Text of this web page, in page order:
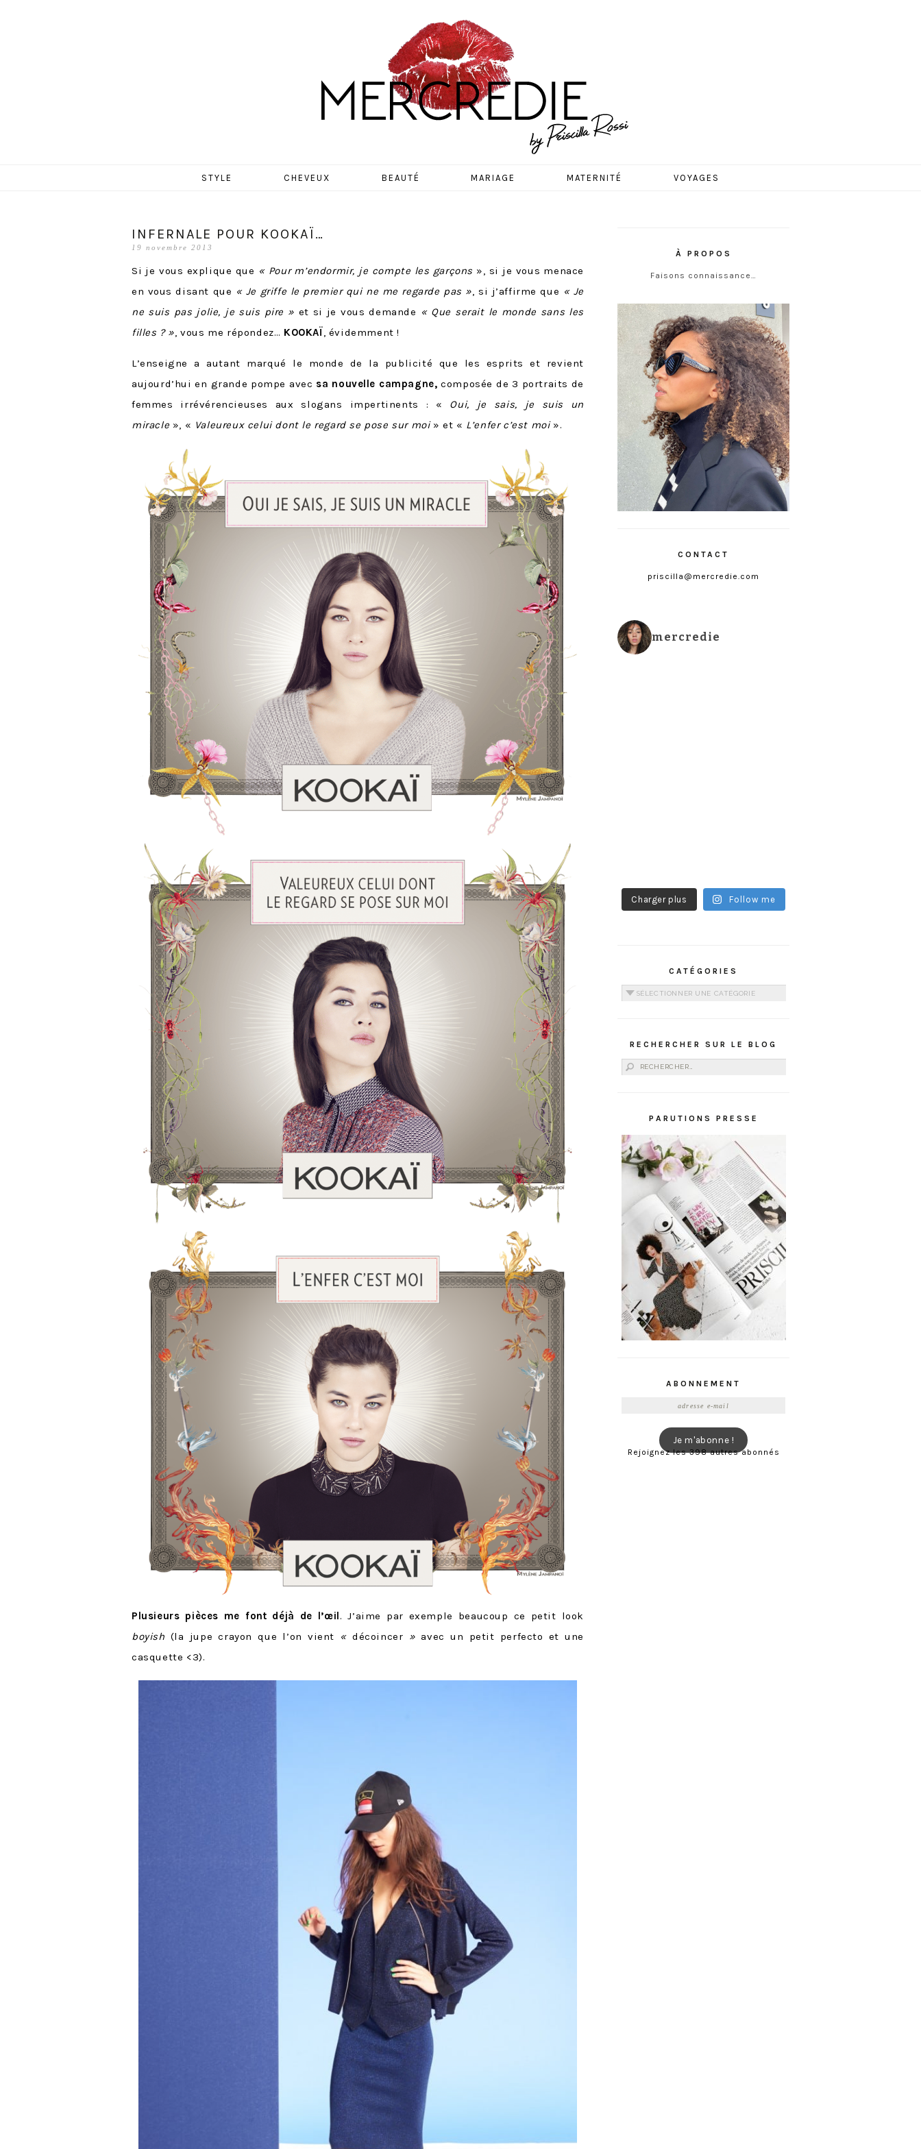
MERCREDIE
STYLE CHEVEUX BEAUTÉ MARIAGE MATERNITÉ VOYAGES
INFERNALE POUR KOOKAÏ…
19 novembre 2013
Si je vous explique que « Pour m’endormir, je compte les garçons », si je vous menace
en vous disant que «Je griffe le premier qui ne me regarde pas », si j’affirme que « Je
ne suis pas jolie, je suis pire » et si je vous demande « Que serait le monde sans les
filles ? », vous me répondez… KOOKAÏ , évidemment !
L’enseigne a autant marqué le monde de la publicité que les esprits et revient
aujourd’hui en grande pompe avec sa nouvelle campagne,composée de 3 portraits de
femmes irrévérencieuses aux slogans impertinents : « Oui, je sais, je suis un
miracle », « Valeureux celui dont le regard se pose sur moi» et « L’enfer c’est moi ».
Plusieurs pièces me font déjà de l’œil. J’aime par exemple beaucoup ce petit look
boyish (la jupe crayon que l’on vient «décoincer » avec un petit perfecto et une
casquette <3).
À PROPOS
Faisons connaissance…
CONTACT
priscilla@mercredie.com
mercredie
Charger plus Follow me
CATÉGORIES
Catégories
RECHERCHER SUR LE BLOG
Rechercher :
PARUTIONS PRESSE
ABONNEMENT
Je m'abonne !
Rejoignez les 398 autres abonnés